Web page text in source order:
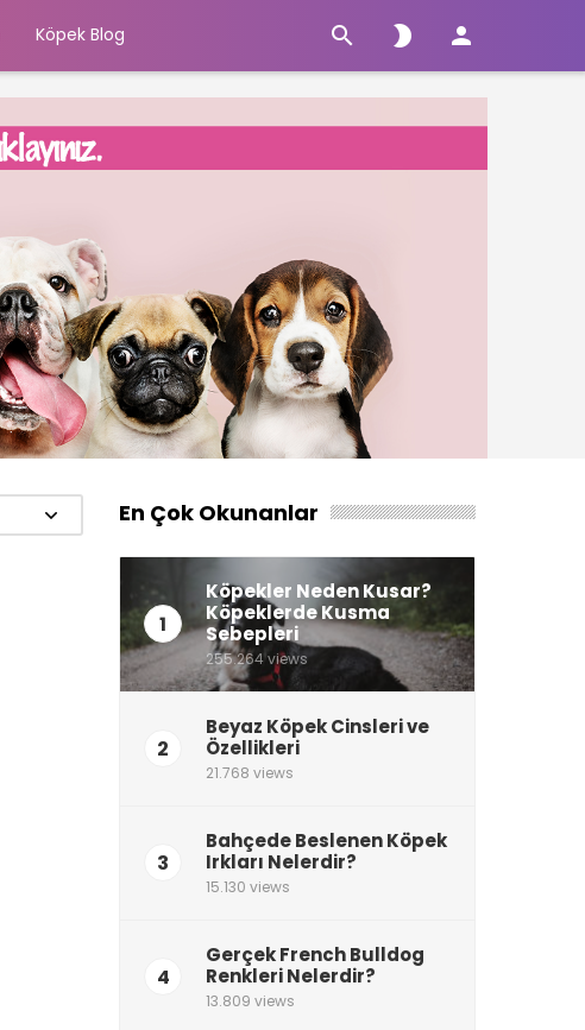
Köpek Blog   
En Çok Okunanlar
1
Köpekler Neden Kusar?
Köpeklerde Kusma
Sebepleri
255.264 views
2
Beyaz Köpek Cinsleri ve
Özellikleri
21.768 views
3
Bahçede Beslenen Köpek
Irkları Nelerdir?
15.130 views
4
Gerçek French Bulldog
Renkleri Nelerdir?
13.809 views